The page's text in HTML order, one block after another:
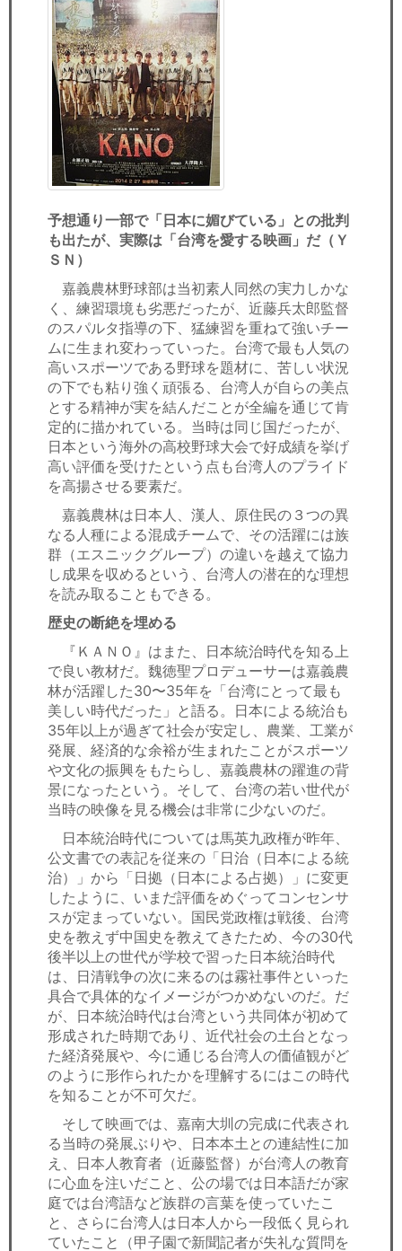
予想通り一部で「日本に媚びている」との批判
も出たが、実際は「台湾を愛する映画」だ（Ｙ
ＳＮ）
嘉義農林野球部は当初素人同然の実力しかな
く、練習環境も劣悪だったが、近藤兵太郎監督
のスパルタ指導の下、猛練習を重ねて強いチー
ムに生まれ変わっていった。台湾で最も人気の
高いスポーツである野球を題材に、苦しい状況
の下でも粘り強く頑張る、台湾人が自らの美点
とする精神が実を結んだことが全編を通じて肯
定的に描かれている。当時は同じ国だったが、
日本という海外の高校野球大会で好成績を挙げ
高い評価を受けたという点も台湾人のプライド
を高揚させる要素だ。
嘉義農林は日本人、漢人、原住民の３つの異
なる人種による混成チームで、その活躍には族
群（エスニックグループ）の違いを越えて協力
し成果を収めるという、台湾人の潜在的な理想
を読み取ることもできる。
歴史の断絶を埋める
『ＫＡＮＯ』はまた、日本統治時代を知る上
で良い教材だ。魏徳聖プロデューサーは嘉義農
林が活躍した30〜35年を「台湾にとって最も
美しい時代だった」と語る。日本による統治も
35年以上が過ぎて社会が安定し、農業、工業が
発展、経済的な余裕が生まれたことがスポーツ
や文化の振興をもたらし、嘉義農林の躍進の背
景になったという。そして、台湾の若い世代が
当時の映像を見る機会は非常に少ないのだ。
日本統治時代については馬英九政権が昨年、
公文書での表記を従来の「日治（日本による統
治）」から「日拠（日本による占拠）」に変更
したように、いまだ評価をめぐってコンセンサ
スが定まっていない。国民党政権は戦後、台湾
史を教えず中国史を教えてきたため、今の30代
後半以上の世代が学校で習った日本統治時代
は、日清戦争の次に来るのは霧社事件といった
具合で具体的なイメージがつかめないのだ。だ
が、日本統治時代は台湾という共同体が初めて
形成された時期であり、近代社会の土台となっ
た経済発展や、今に通じる台湾人の価値観がど
のように形作られたかを理解するにはこの時代
を知ることが不可欠だ。
そして映画では、嘉南大圳の完成に代表され
る当時の発展ぶりや、日本本土との連結性に加
え、日本人教育者（近藤監督）が台湾人の教育
に心血を注いだこと、公の場では日本語だが家
庭では台湾語など族群の言葉を使っていたこ
と、さらに台湾人は日本人から一段低く見られ
ていたこと（甲子園で新聞記者が失礼な質問を